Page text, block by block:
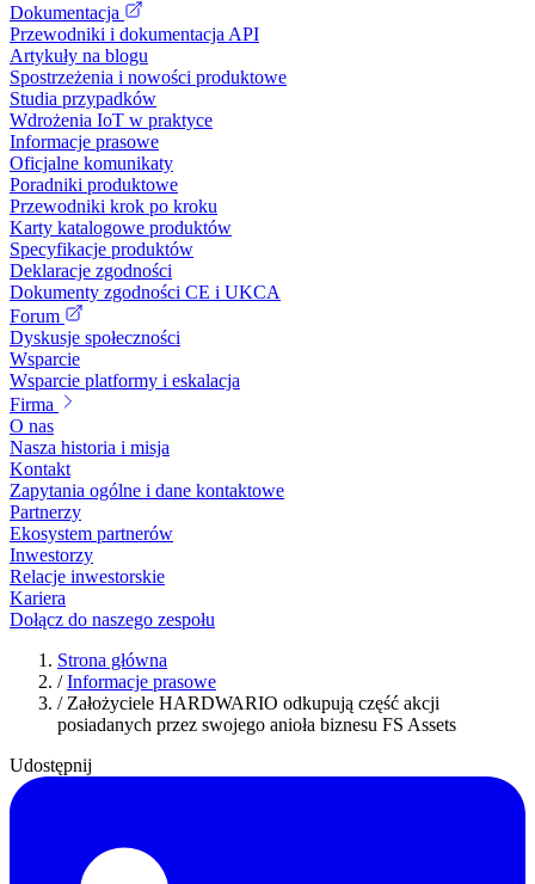
Dokumentacja
Przewodniki i dokumentacja API
Artykuły na blogu
Spostrzeżenia i nowości produktowe
Studia przypadków
Wdrożenia IoT w praktyce
Informacje prasowe
Oficjalne komunikaty
Poradniki produktowe
Przewodniki krok po kroku
Karty katalogowe produktów
Specyfikacje produktów
Deklaracje zgodności
Dokumenty zgodności CE i UKCA
Forum
Dyskusje społeczności
Wsparcie
Wsparcie platformy i eskalacja
Firma
O nas
Nasza historia i misja
Kontakt
Zapytania ogólne i dane kontaktowe
Partnerzy
Ekosystem partnerów
Inwestorzy
Relacje inwestorskie
Kariera
Dołącz do naszego zespołu
Strona główna
/ Informacje prasowe
/ Założyciele HARDWARIO odkupują część akcji
posiadanych przez swojego anioła biznesu FS Assets
Udostępnij